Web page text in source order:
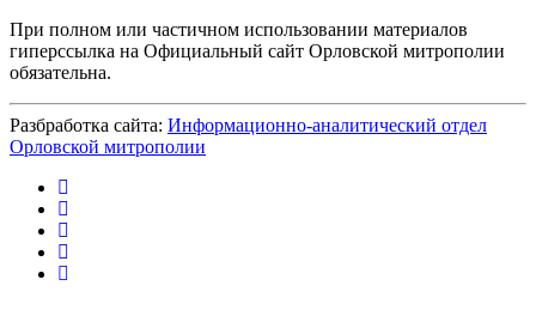
При полном или частичном использовании материалов
гиперссылка на Официальный сайт Орловской митрополии
обязательна.
Разбработка сайта: Информационно-аналитический отдел
Орловской митрополии